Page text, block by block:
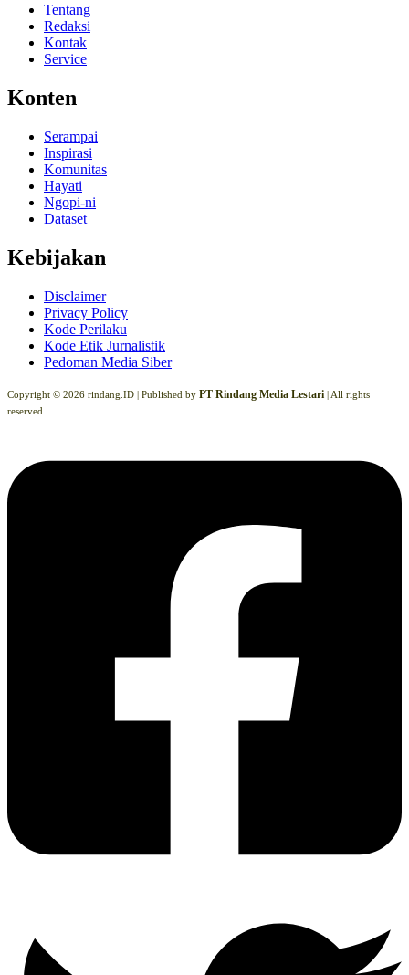
Tentang
Redaksi
Kontak
Service
Konten
Serampai
Inspirasi
Komunitas
Hayati
Ngopi-ni
Dataset
Kebijakan
Disclaimer
Privacy Policy
Kode Perilaku
Kode Etik Jurnalistik
Pedoman Media Siber
Copyright © 2026 rindang.ID | Published by PT Rindang Media Lestari | All rights
reserved.